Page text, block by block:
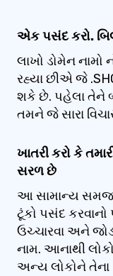
એક પસંદ કરો.
લાખો ડોમેન નામો
રહ્યા છીએ જે
શકે છે. પહેલા તેને
તમને જે સારા
ખાતરી કરો કે
સરળ છે
આ સામાન્ય સમજ
ટૂંકો પસંદ કરવાનો
ઉચ્ચારવા અને
નામ. આનાથી
અન્ય લોકોને